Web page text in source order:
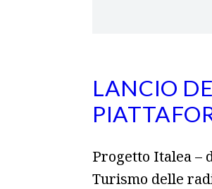
LANCIO
Progetto Italea –
Turismo delle